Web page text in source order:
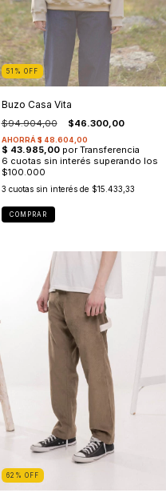
51 % OFF
Buzo Casa Vita
$94.904,00 $46.300,00
3 cuotas sin interés de $15.433,33
COMPRAR
62 % OFF